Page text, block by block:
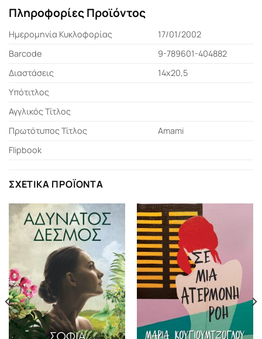
Πληροφορίες Προϊόντος
Ημερομηνία Κυκλοφορίας
17/01/2002
Barcode
9-789601-404882
Διαστάσεις
14x20,5
Υπότιτλος
Αγγλικός Τίτλος
Πρωτότυπος Τίτλος
Amami
Flipbook
ΣΧΕΤΙΚΆ ΠΡΟΪΌΝΤΑ